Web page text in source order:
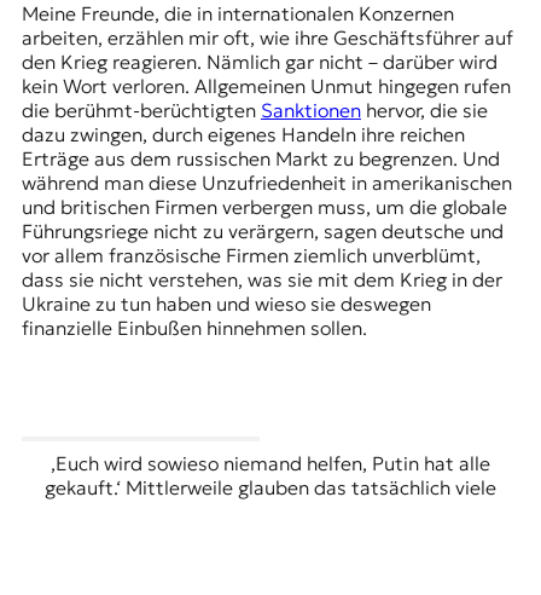
Meine Freunde, die in internationalen Konzernen
arbeiten, erzählen mir oft, wie ihre Geschäftsführer auf
den Krieg reagieren. Nämlich gar nicht – darüber wird
kein Wort verloren. Allgemeinen Unmut hingegen rufen
die berühmt-berüchtigten Sanktionenhervor, die sie
dazu zwingen, durch eigenes Handeln ihre reichen
Erträge aus dem russischen Markt zu begrenzen. Und
während man diese Unzufriedenheit in amerikanischen
und britischen Firmen verbergen muss, um die globale
Führungsriege nicht zu verärgern, sagen deutsche und
vor allem französische Firmen ziemlich unverblümt,
dass sie nicht verstehen, was sie mit dem Krieg in der
Ukraine zu tun haben und wieso sie deswegen
finanzielle Einbußen hinnehmen sollen.
‚Euch wird sowieso niemand helfen, Putin hat alle
gekauft.‘ Mittlerweile glauben das tatsächlich viele